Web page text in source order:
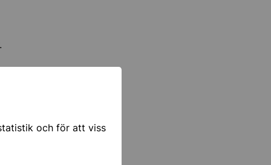
och för att viss